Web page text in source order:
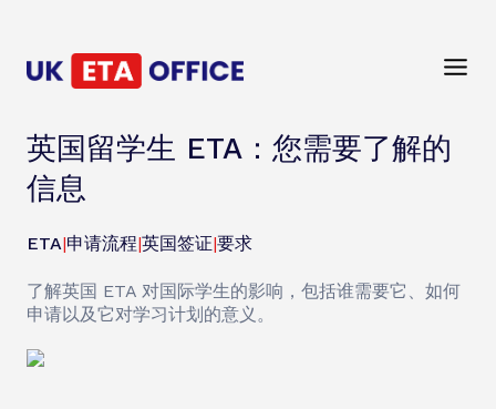
英国留学生 ETA：您需要了解的
信息
ETA|申请流程|英国签证|要求
了解英国 ETA 对国际学生的影响，包括谁需要它、如何
申请以及它对学习计划的意义。